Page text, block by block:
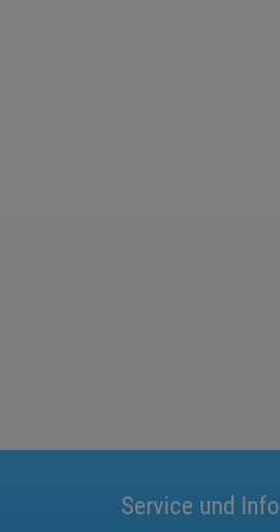
Service und Info